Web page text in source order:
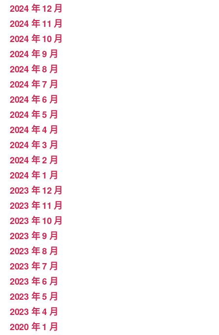
2024 年 12 月
2024 年 11 月
2024 年 10 月
2024 年 9 月
2024 年 8 月
2024 年 7 月
2024 年 6 月
2024 年 5 月
2024 年 4 月
2024 年 3 月
2024 年 2 月
2024 年 1 月
2023 年 12 月
2023 年 11 月
2023 年 10 月
2023 年 9 月
2023 年 8 月
2023 年 7 月
2023 年 6 月
2023 年 5 月
2023 年 4 月
2020 年 1 月